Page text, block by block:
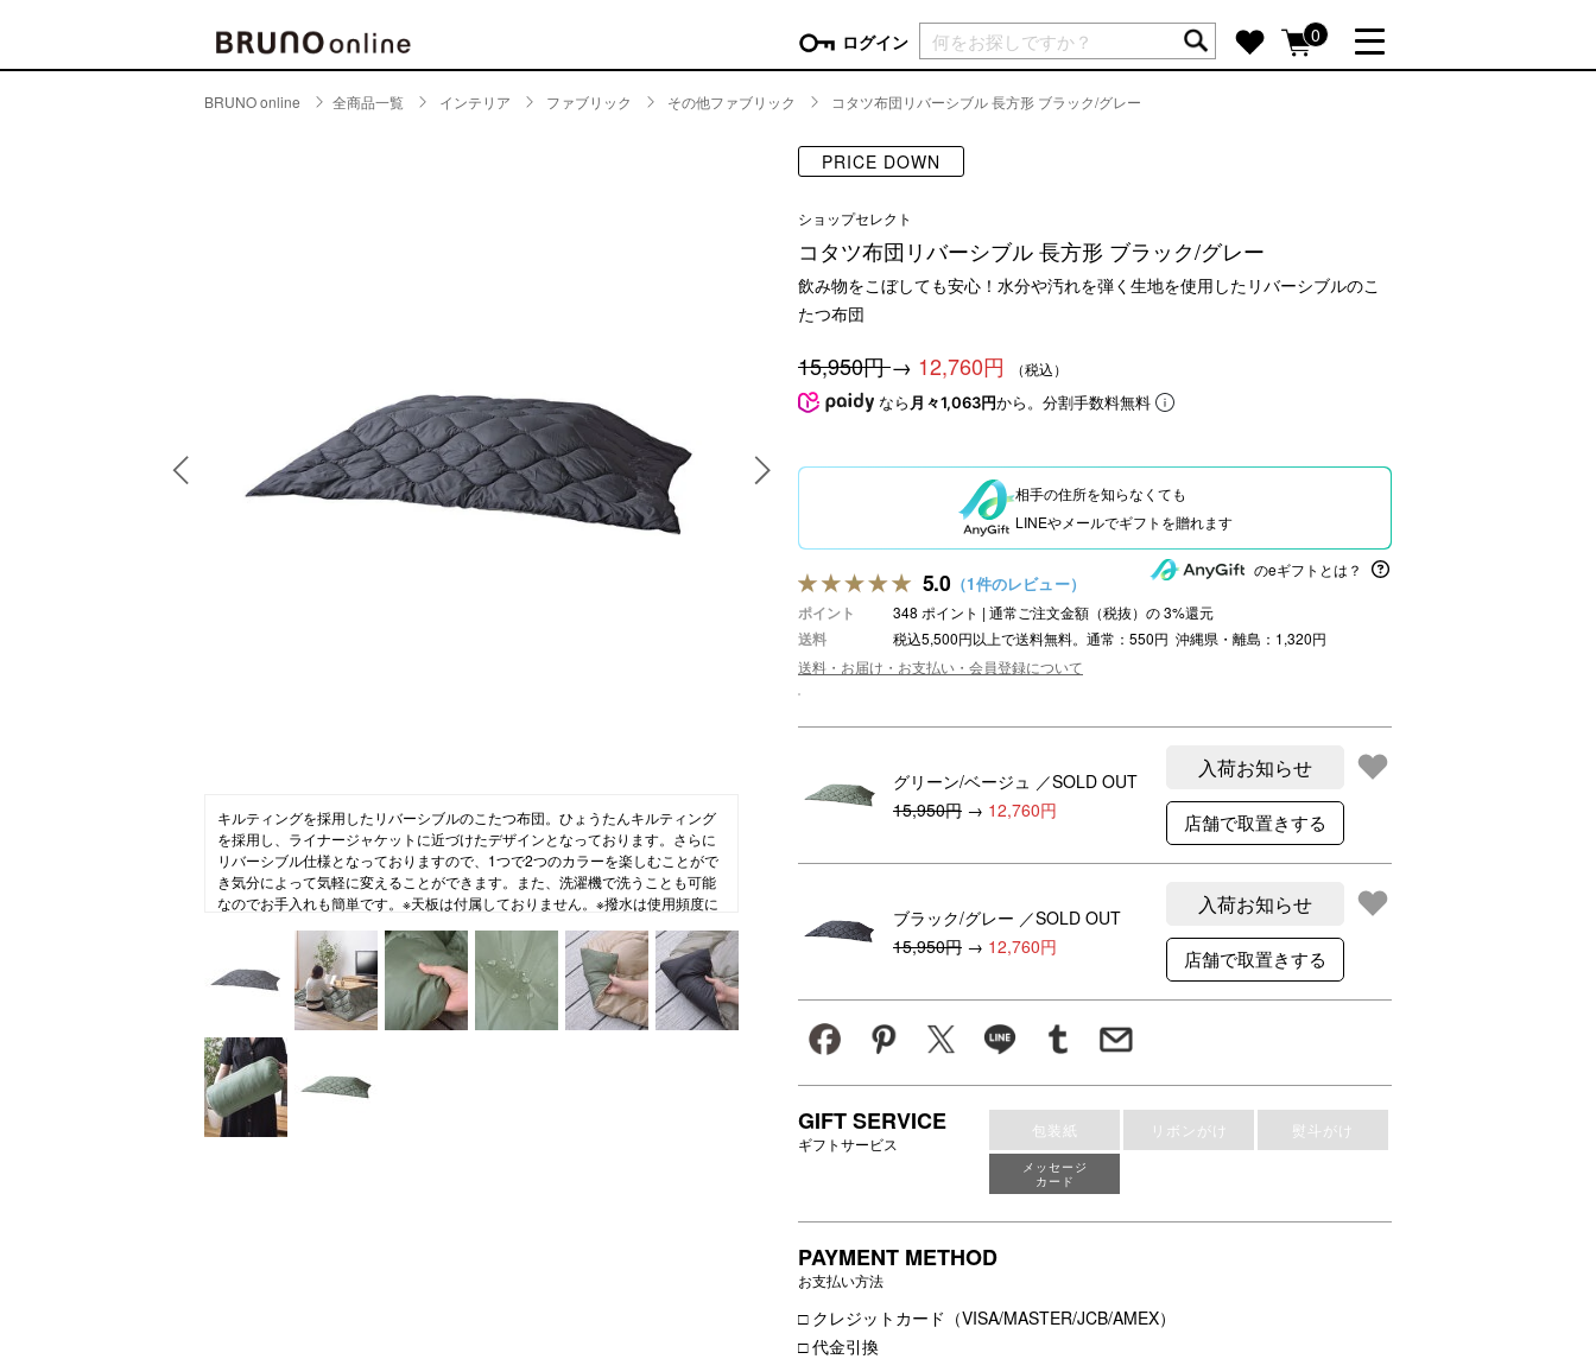
ログイン
ログイン
パスワードをお忘れの方はこちら＞
新規会員登録
0
現在カートには商品が入っていません。
ランキング
インテリア
時計
生活家電
家具・収納
ファブリック
ランチボックス・弁当箱
ランチバッグ・クーラートート
水筒
その他ピクニックアイテム
ビューティー more
スキンケア・フェイスケア
ハンドケア
ベビー・キッズアイテム
おもちゃ・トイ
ファッション
その他ベビー・キッズアイテム
新築・引越し祝い
転職・送別祝い
more
SUPPORT
ご利用案内
ギフトサービス
よくある質問
お問い合わせ
BRUNO online 全商品一覧 インテリア ファブリック その他ファブリック コタツ布団リバーシブル 長方形 ブラック/グレー
キルティングを採用したリバーシブルのこたつ布団。ひょうたんキルティング
を採用し、ライナージャケットに近づけたデザインとなっております。さらに
リバーシブル仕様となっておりますので、1つで2つのカラーを楽しむことがで
き気分によって気軽に変えることができます。また、洗濯機で洗うことも可能
なのでお手入れも簡単です。※天板は付属しておりません。※撥水は使用頻度に
PRICE DOWN
ショップセレクト
コタツ布団リバーシブル 長方形 ブラック/グレー
飲み物をこぼしても安心！水分や汚れを弾く生地を使用したリバーシブルのこ
たつ布団
15,950円→ 12,760円 （税込）
なら 月々1,063円から。分割手数料無料
相手の住所を知らなくても
LINEやメールでギフトを贈れます
のeギフトとは？
5.0 （1件のレビュー）
ポイント 348 ポイント | 通常ご注文金額（税抜）の3%還元
送料
税込5,500円以上で送料無料。通常：550円 沖縄県・離島：1,320円
送料・お届け・お支払い・会員登録について
グリーン/ベージュ ／SOLD OUT
15,950円 → 12,760円
入荷お知らせ
ブラック/グレー ／SOLD OUT
15,950円 → 12,760円
入荷お知らせ
GIFT SERVICE
ギフトサービス
包装紙 リボンがけ 熨斗がけ
メッセージ
カード
PAYMENT METHOD
お支払い方法
□ クレジットカード（VISA/MASTER/JCB/AMEX）
□ 代金引換